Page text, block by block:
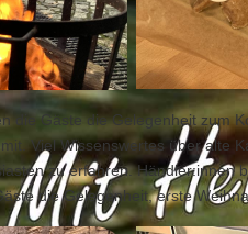
die Gäste die Gelegenheit zum
Viel Wissenswertes über alte
zu erfahren. Händler:innen
die Gelegenheit, erste